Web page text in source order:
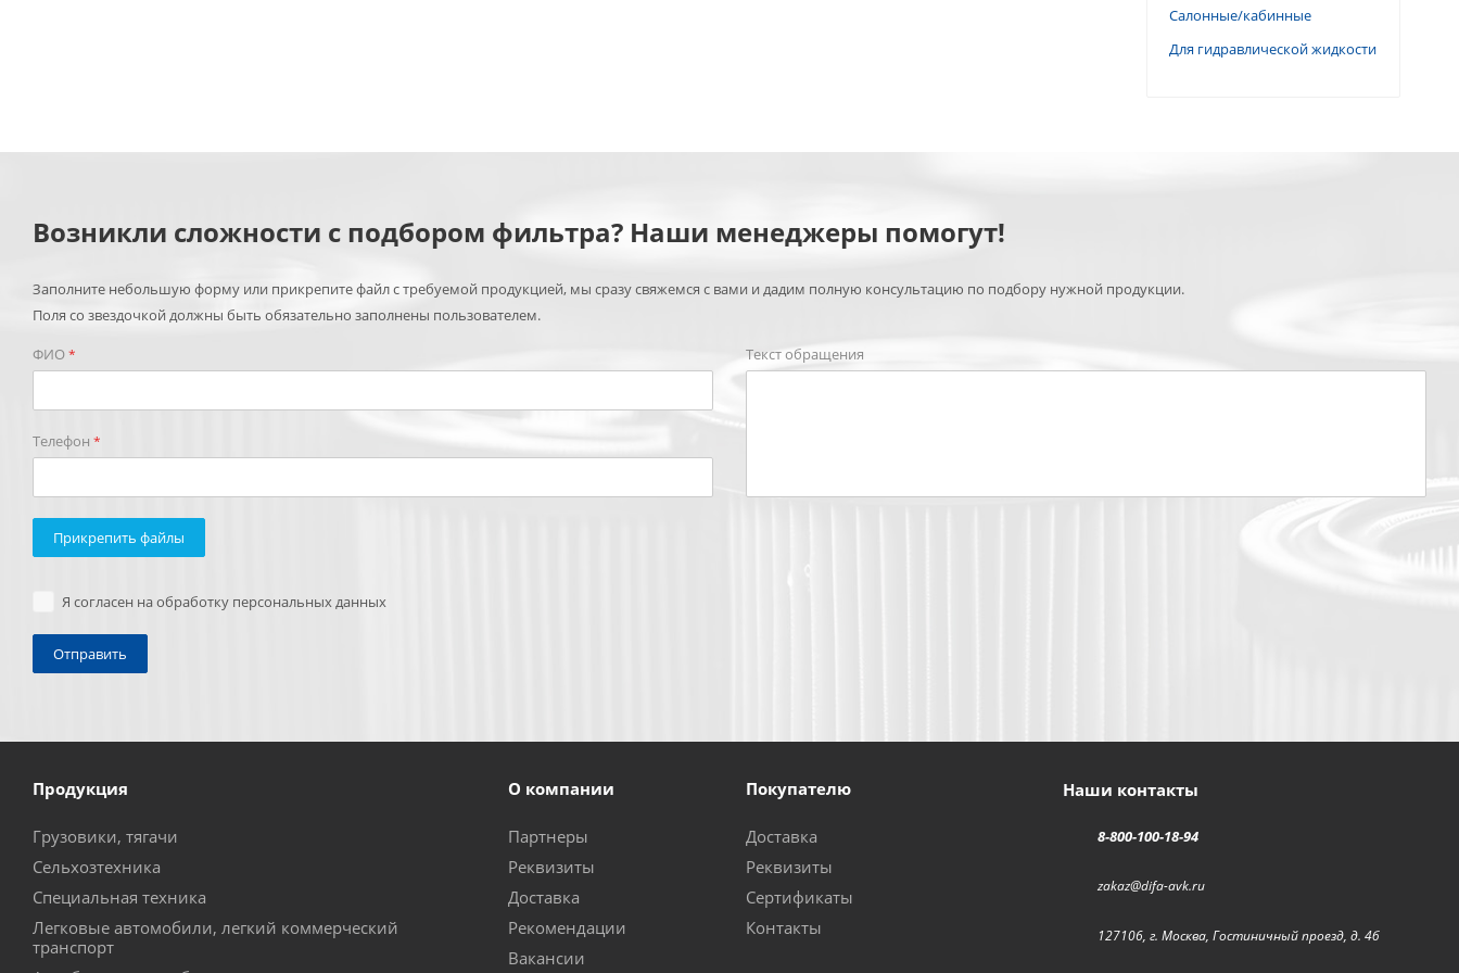
Салонные/кабинные
Для гидравлической жидкости
Возникли сложности с подбором фильтра? Наши менеджеры помогут!
Заполните небольшую форму или прикрепите файл с требуемой продукцией, мы сразу свяжемся с вами и дадим полную консультацию по подбору нужной продукции.
Поля со звездочкой должны быть обязательно заполнены пользователем.
ФИО*
Телефон *
Текст обращения
Прикрепить файлы
Я согласен на обработку персональных данных
Продукция
Грузовики, тягачи
Сельхозтехника
Специальная техника
Легковые автомобили, легкий коммерческий
транспорт
О компании
Партнеры
Реквизиты
Доставка
Рекомендации
Вакансии
Покупателю
Доставка
Реквизиты
Сертификаты
Контакты
Наши контакты
8-800-100-18-94
zakaz@difa-avk.ru
127106, г. Москва, Гостиничный проезд, д. 4б